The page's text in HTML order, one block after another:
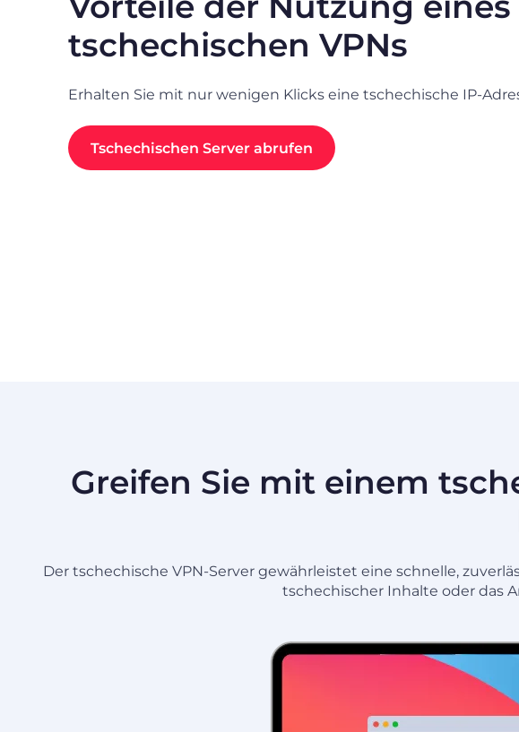
tschechischen VPNs
Erhalten Sie mit nur wenigen Klicks eine tschechische IP-
Tschechischen Server abrufen
Greifen Sie mit einem
Der tschechische VPN-Server gewährleistet eine schnelle,
tschechischer Inhalte oder das